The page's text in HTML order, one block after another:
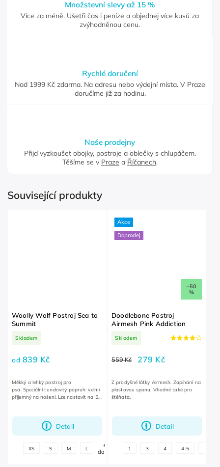
Množstevní slevy až 15 %
Více za méně. Ušetři čas i peníze a objednej více kusů za
zvýhodněnou cenu.
Rychlé doručení
Nad 1999 Kč zdarma. Na adresu nebo výdejní místa. V Praze
doručíme již za hodinu.
Naše prodejny
Přijď vyzkoušet obojky, postroje a oblečky s chlupáčem.
Těšíme se v Praze a Říčanech.
Související produkty
Woolly Wolf Postroj Sea to
Summit
Skladem
od 839 Kč
Detail
Měkký a lehký postroj pro
psa. Speciální tunelovitý popruh: velmi
příjemný na nošení. Lze nastavit na 5
XS S M L
+
další
Akce
Doprodej
–50
%
Doodlebone Postroj
Airmesh Pink Addiction
Skladem
559 Kč 279 Kč
Detail
Z prodyšné látky Airmesh. Zapínání na
plastovou sponu. Vhodné také pro
štěňata.
1 3 4 4-5 6-7